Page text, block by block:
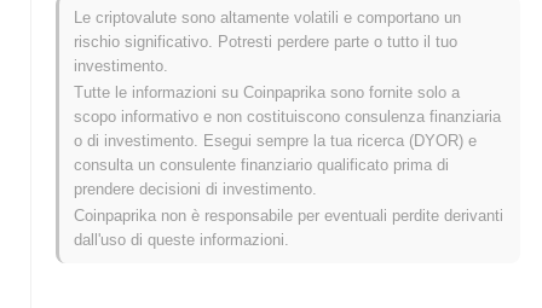
Oia Oia Cat (OIACAT) è stato lanciato nel 2021, creato da un
team di sviluppatori focalizzati sulla costruzione di un progetto
guidato dalla comunità nel settore delle criptovalute. Il progetto ha
guadagnato trazione iniziale grazie al suo branding unico e alle
iniziative di coinvolgimento della comunità. OIA Cat è stato
inizialmente elencato su diversi exchange decentralizzati, il che
ha contribuito alla sua crescente popolarità e base di utenti. Il
team ha enfatizzato la trasparenza e il coinvolgimento della
comunità come pilastri chiave della sua strategia di sviluppo,
mirando a promuovere un ecosistema di supporto per i suoi
detentori.
Le criptovalute sono altamente volatili e comportano un
rischio significativo. Potresti perdere parte o tutto il tuo
investimento.
Tutte le informazioni su Coinpaprika sono fornite solo a
scopo informativo e non costituiscono consulenza finanziaria
o di investimento. Esegui sempre la tua ricerca (DYOR) e
consulta un consulente finanziario qualificato prima di
prendere decisioni di investimento.
Coinpaprika non è responsabile per eventuali perdite derivanti
dall'uso di queste informazioni.